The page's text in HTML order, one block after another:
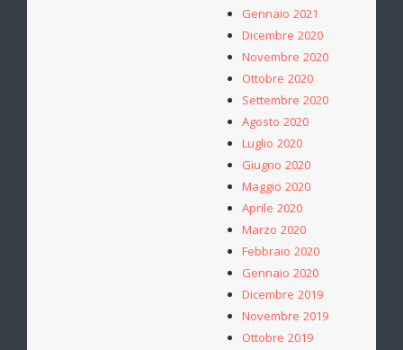
Gennaio 2021
Dicembre 2020
Novembre 2020
Ottobre 2020
Settembre 2020
Agosto 2020
Luglio 2020
Giugno 2020
Maggio 2020
Aprile 2020
Marzo 2020
Febbraio 2020
Gennaio 2020
Dicembre 2019
Novembre 2019
Ottobre 2019